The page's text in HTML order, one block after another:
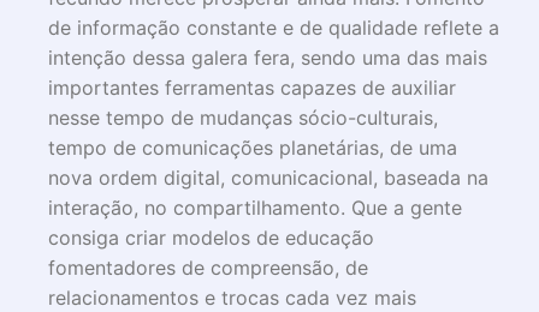
de informação constante e de qualidade reflete a
intenção dessa galera fera, sendo uma das mais
importantes ferramentas capazes de auxiliar
nesse tempo de mudanças sócio-culturais,
tempo de comunicações planetárias, de uma
nova ordem digital, comunicacional, baseada na
interação, no compartilhamento. Que a gente
consiga criar modelos de educação
fomentadores de compreensão, de
relacionamentos e trocas cada vez mais